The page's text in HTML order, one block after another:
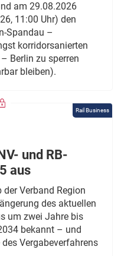
am 29.08.2026
11:00 Uhr) den
Spandau –
korridorsanierten
Berlin zu sperren
bleiben).
Rail Business
und RB-
aus
der Verband Region
des aktuellen
um zwei Jahre bis
bekannt – und
Vergabeverfahrens